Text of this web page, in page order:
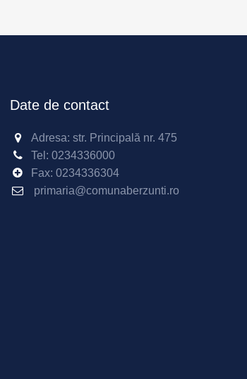
Date de contact
Adresa: str. Principală nr. 475
Tel: 0234336000
Fax: 0234336304
primaria@comunaberzunti.ro